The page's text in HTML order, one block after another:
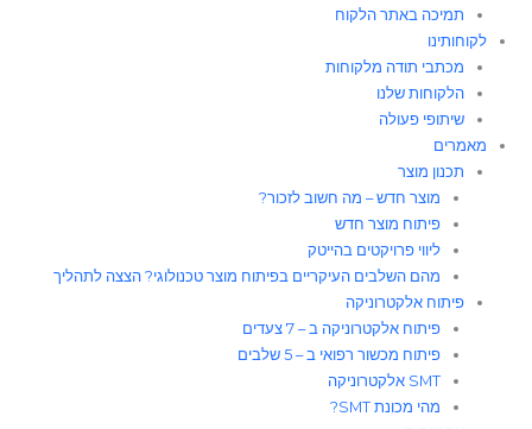
תמיכה באתר הלקוח
לקוחותינו
מכתבי תודה מלקוחות
הלקוחות שלנו
שיתופי פעולה
מאמרים
תכנון מוצר
מוצר חדש – מה חשוב לזכור?
פיתוח מוצר חדש
ליווי פרויקטים בהייטק
מהם השלבים העיקריים בפיתוח מוצר טכנולוגי? הצצה לתהליך
פיתוח אלקטרוניקה
פיתוח אלקטרוניקה ב – 7 צעדים
פיתוח מכשור רפואי ב – 5 שלבים
SMT אלקטרוניקה
מהי מכונת SMT?